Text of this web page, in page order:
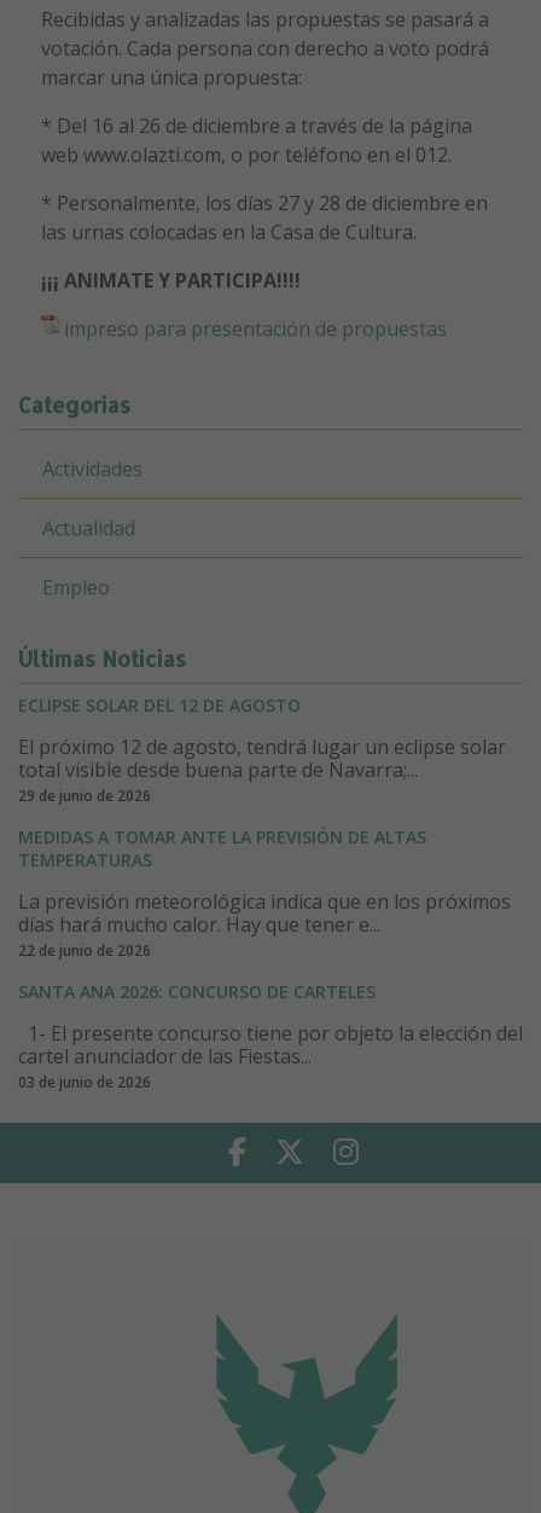
Recibidas y analizadas las propuestas se pasará a
votación. Cada persona con derecho a voto podrá
marcar una única propuesta:
* Del 16 al 26 de diciembre a través de la página
web www.olazti.com, o por teléfono en el 012.
* Personalmente, los días 27 y 28 de diciembre en
las urnas colocadas en la Casa de Cultura.
¡¡¡ ANIMATE Y PARTICIPA!!!!
impreso para presentación de propuestas
Categorías
Actividades
Actualidad
Empleo
Últimas Noticias
ECLIPSE SOLAR DEL 12 DE AGOSTO
El próximo 12 de agosto, tendrá lugar un eclipse solar
total visible desde buena parte de Navarra;...
29 de junio de 2026
MEDIDAS A TOMAR ANTE LA PREVISIÓN DE ALTAS
TEMPERATURAS
La previsión meteorológica indica que en los próximos
días hará mucho calor. Hay que tener e...
22 de junio de 2026
SANTA ANA 2026: CONCURSO DE CARTELES
1- El presente concurso tiene por objeto la elección del
cartel anunciador de las Fiestas...
03 de junio de 2026
Facebook Twitter Instagram